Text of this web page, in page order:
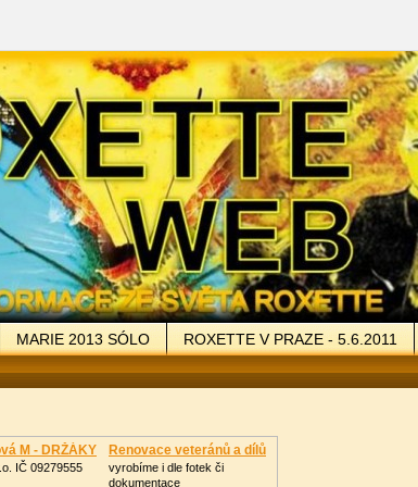
MARIE 2013 SÓLO ROXETTE V PRAZE - 5.6.2011
VZKAZY ODKAZY KONTAKT
M - DRŽÁKY
IČ 09279555
Renovace veteránů a dílů
vyrobíme i dle fotek či
dokumentace